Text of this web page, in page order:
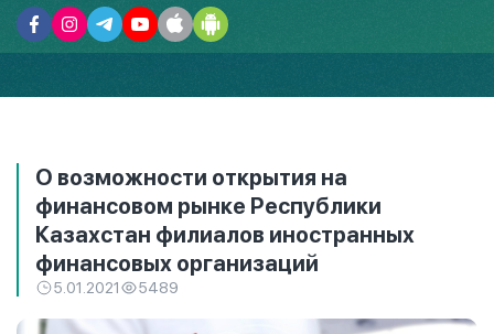
О возможности открытия на
финансовом рынке Республики
Казахстан филиалов иностранных
финансовых организаций
5.01.2021 5489